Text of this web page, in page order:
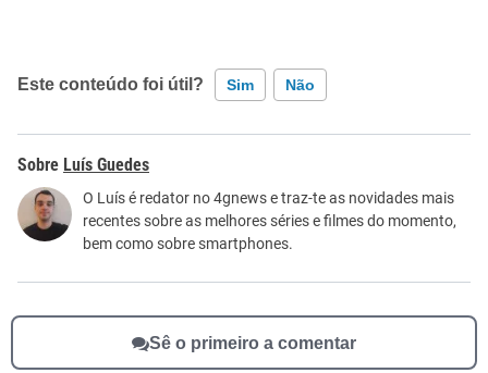
Este conteúdo foi útil? Sim Não
Este conteúdo contém informação incorreta
Este conteúdo não tem a informação que procuro
Outro
Luís Guedes
O Luís é redator no 4gnews e traz-te as novidades mais
recentes sobre as melhores séries e filmes do momento,
bem como sobre smartphones.
Sê o primeiro a comentar